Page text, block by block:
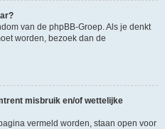
van de phpBB-Groep. Als je denkt
worden, bezoek dan de
misbruik en/of wettelijke
vermeld worden, staan open voor